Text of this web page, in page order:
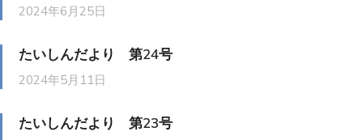
2024年6月25日
たいしんだより 第24号
2024年5月11日
たいしんだより 第23号